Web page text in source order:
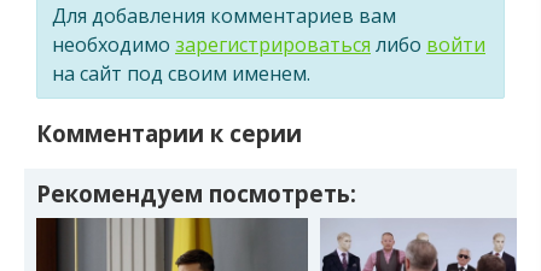
Для добавления комментариев вам
необходимо зарегистрироваться либо войти
на сайт под своим именем.
Комментарии к серии
Рекомендуем посмотреть: